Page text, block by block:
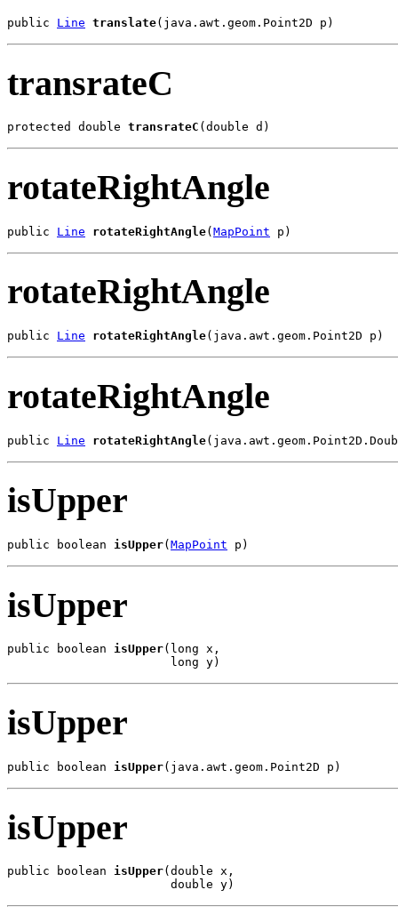
public Line translate(java.awt.geom.Point2D p)
transrateC
protected double transrateC (double d)
rotateRightAngle
public Line rotateRightAngle(MapPoint p)
rotateRightAngle
public Line rotateRightAngle(java.awt.geom.Point2D p)
rotateRightAngle
public Line rotateRightAngle
isUpper
public boolean isUpper( MapPoint p)
isUpper
public boolean isUpper(long x,
                       long y)
isUpper
public boolean isUpper(java.awt.geom.Point2D p)
isUpper
public boolean isUpper(double x,
                       double y)